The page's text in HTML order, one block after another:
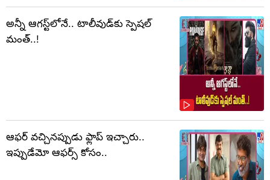
అన్నీ ఆగస్ట్‌లోనే.. టాలీవుడ్‌కు స్పెషల్
మంత్..!
ఆఫర్ వచ్చినప్పుడు ఫ్లాప్ ఇచ్చారు..
ఇప్పుడేమో ఆఫర్స్ కోసం..